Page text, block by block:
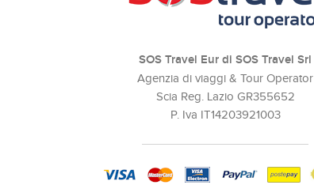
SOS Travel Eur di SOS Travel Srl
Agenzia di viaggi & Tour Operator
Scia Reg. Lazio GR355652
P. Iva IT14203921003